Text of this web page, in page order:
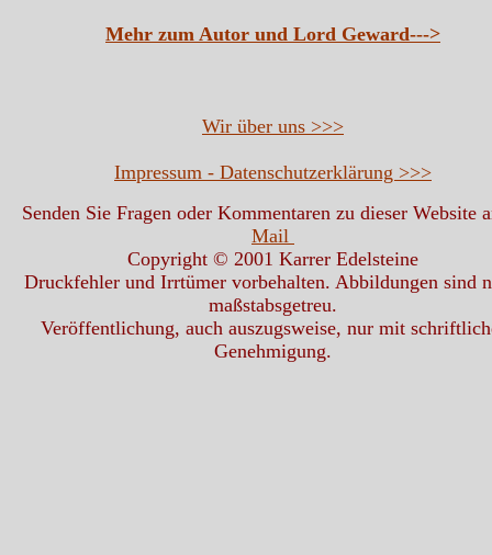
Mehr zum Autor und Lord Geward--->
Wir über uns >>>
Impressum - Datenschutzerklärung >>>
Senden Sie Fragen oder Kommentaren zu dieser Website
Mail
Copyright © 2001 Karrer Edelsteine
Druckfehler und Irrtümer vorbehalten. Abbildungen sind
maßstabsgetreu.
Veröffentlichung, auch auszugsweise, nur mit
Genehmigung.